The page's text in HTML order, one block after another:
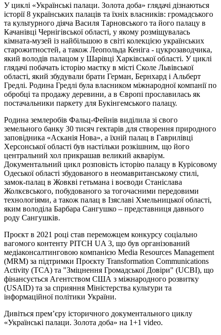
У циклі «Українські палаци. Золота доба» глядачі дізнаються
історії 8 українських палаців та їхніх власників: громадського
та культурного діяча Василя Тарновського та його палацу в
Качанівці Чернігівської області, у якому розміщувалась
кімната-музей із найбільшою в світі колекцією українських
старожитностей, а також Леопольда Кеніга - цукрозаводчика,
який володів палацом у Шарівці Харківської області. У циклі
глядачі побачать історію маєтку в місті Сколе Львівської
області, який збудували брати Герман, Бернхард і Альберт
Гредлі. Родина Гредлі була власником міжнародної компанії по
обробці та продажу деревини, а в Європі прославилась як
постачальники паркету для Букінгемського палацу.
Родина землеробів Фальц-Фейнів виділила зі свого
земельного банку 30 тисяч гектарів для створення природного
заповідника «Асканія Нова», а їхній палац в Гаврилівці
Херсонської області був настільки розкішним, що його
центральний хол прикрашав великий акваріум.
Документальний цикл розповість історію палацу в Курісовому
Одеської області збудованого в неомавританському стилі,
замок-палац в Жовкві гетьмана і воєводи Станіслава
Жолкєвського, побудованого за тогочасними передовими
технологіями, а також палац в Ізяславі Хмельницької області,
яким володіла Барбара Сангушко – представниця давнього
роду Сангушків.
Проєкт в 2021 році став переможцем конкурсу соціально
вагомого контенту PITCH UA 3, що був організований
медіаконсалтинговою компанією Media Resourсes Management
(MRM) за підтримки Проєкту Transformation Communications
Activity (TCA) та "Зміцнення Громадської Довіри" (UCBI), що
фінансується Агентством США з міжнародного розвитку
(USAID) та за сприяння Міністерства культури та
інформаційної політики України.
Дивіться прем’єру історичного документального циклу
«Українські палаци. Золота доба» на 1+1 video.